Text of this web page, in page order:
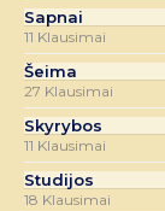
Sapnai
11 Klausimai
Šeima
27 Klausimai
Skyrybos
11 Klausimai
Studijos
18 Klausimai